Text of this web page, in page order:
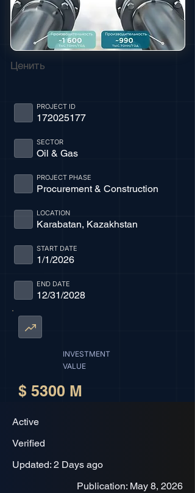
Ценить
172025177
PROJECT ID
Oil & Gas
SECTOR
Procurement & Construction
PROJECT PHASE
Karabatan, Kazakhstan
LOCATION
1/1/2026
START DATE
12/31/2028
END DATE
INVESTMENT
VALUE
$ 5300 M
Active
Verified
Updated: 2 Days ago
Publication: May 8, 2026